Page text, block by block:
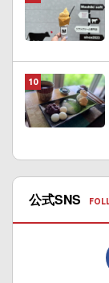
公式SNS